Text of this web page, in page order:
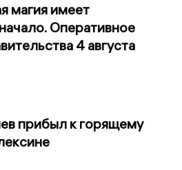
магия имеет
Оперативное
4 августа
прибыл к горящему